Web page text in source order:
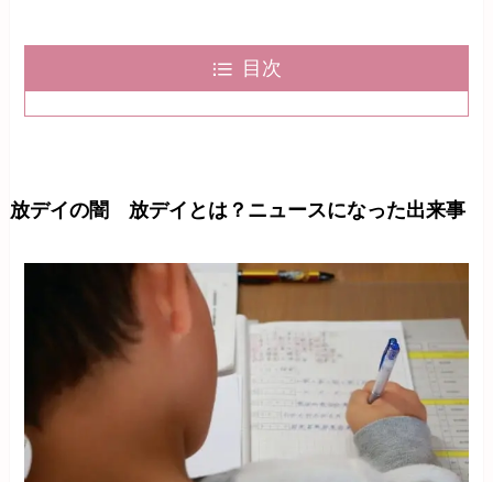
目次
放デイの闇 放デイとは？ニュースになった出来事